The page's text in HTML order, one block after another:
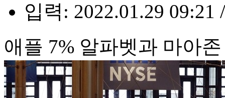
입력: 2022.01.29 09:21
애플 7% 알파벳과 마아